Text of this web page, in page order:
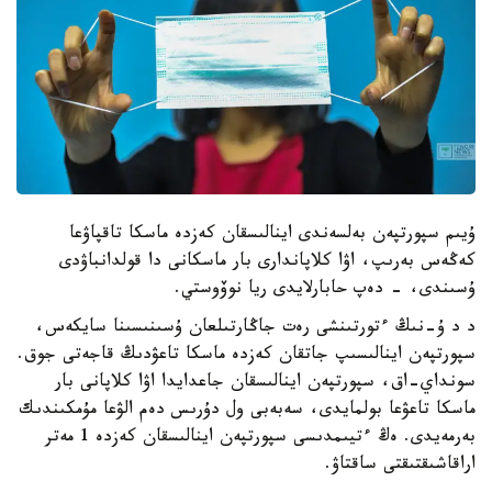
ۇيىم سپورتپەن بەلسەندى اينالىسقان كەزدە ماسكا تاقپاۋعا
كەڭەس بەرىپ، اۋا كلاپاندارى بار ماسكانى دا قولدانباۋدى
ۇسىندى، - دەپ حابارلايدى ريا نوۆوستي.
د د ۇ-نىڭ ءتورتىنشى رەت جاڭارتىلعان ۇسىنىسىنا سايكەس،
سپورتپەن اينالىسىپ جاتقان كەزدە ماسكا تاعۋدىڭ قاجەتى جوق.
سونداي-اق، سپورتپەن اينالىسقان جاعدايدا اۋا كلاپانى بار
ماسكا تاعۋعا بولمايدى، سەبەبى ول دۇرىس دەم الۋعا مۇمكىندىك
بەرمەيدى. ەڭ ءتيىمدىسى سپورتپەن اينالىسقان كەزدە 1 مەتر
اراقاشىقتىقتى ساقتاۋ.